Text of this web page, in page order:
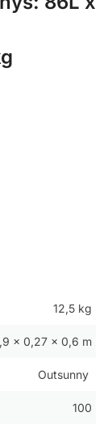
12,5 kg
× 0,27 × 0,6 m
Outsunny
100